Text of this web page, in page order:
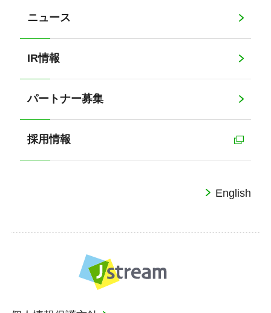
ニュース
IR情報
パートナー募集
採用情報
English